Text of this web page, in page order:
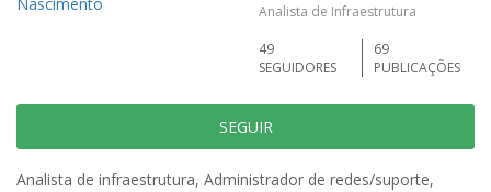
Analista de Infraestrutura
49
SEGUIDORES
69
PUBLICAÇÕES
SEGUIR
Analista de infraestrutura, Administrador de redes/suporte,